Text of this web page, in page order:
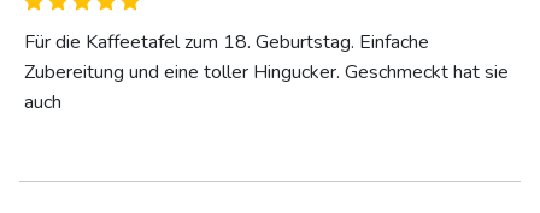
Für die Kaffeetafel zum 18. Geburtstag. Einfache
Zubereitung und eine toller Hingucker. Geschmeckt hat sie
auch